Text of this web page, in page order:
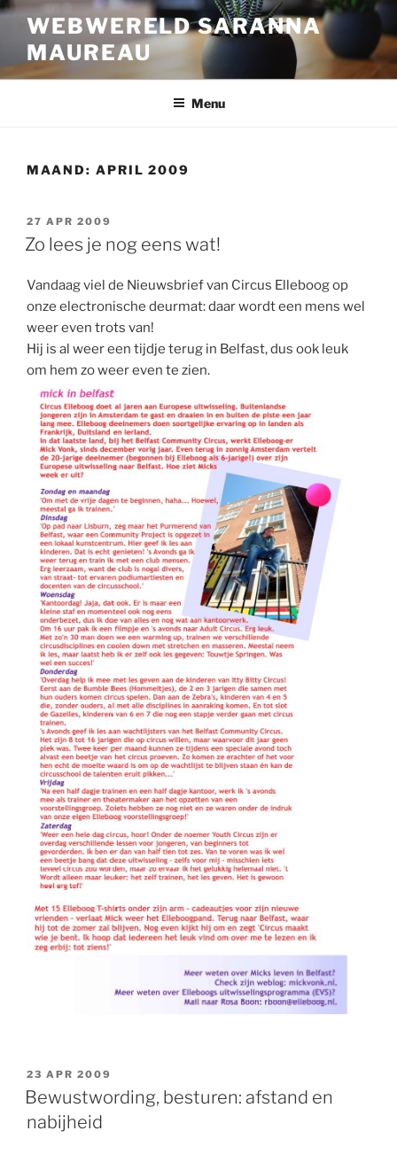
Ga
inhoud
WEBWERELD SARANNA
MAUREAU
Menu
MAAND: APRIL 2009
GEPLAATST
OP
27 APR 2009
Zo lees je nog eens wat!
Vandaag viel de Nieuwsbrief van Circus Elleboog op
onze electronische deurmat: daar wordt een mens wel
weer even trots van!
Hij is al weer een tijdje terug in Belfast, dus ook leuk
om hem zo weer even te zien.
GEPLAATST
OP
23 APR 2009
Bewustwording, besturen: afstand en
nabijheid